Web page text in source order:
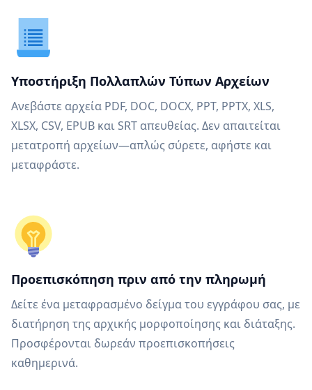
Υποστήριξη Πολλαπλών Τύπων Αρχείων
Ανεβάστε αρχεία PDF, DOC, DOCX, PPT, PPTX, XLS,
XLSX, CSV, EPUB και SRT απευθείας. Δεν απαιτείται
μετατροπή αρχείων—απλώς σύρετε, αφήστε και
μεταφράστε.
Προεπισκόπηση πριν από την πληρωμή
Δείτε ένα μεταφρασμένο δείγμα του εγγράφου σας, με
διατήρηση της αρχικής μορφοποίησης και διάταξης.
Προσφέρονται δωρεάν προεπισκοπήσεις
καθημερινά.